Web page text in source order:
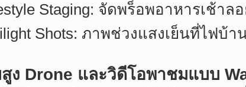
Staging: จัดพร็อพอาหารเช้า
Shots: ภาพช่วงแสงเย็นที่ไฟบ้
ง Drone และวิดีโอพาชมแบบ